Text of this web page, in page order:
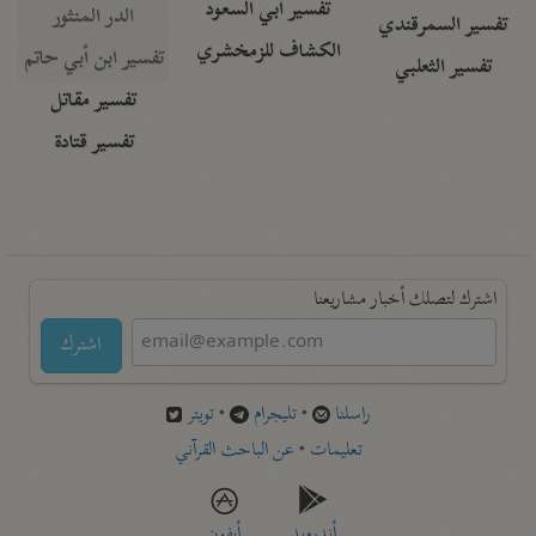
تفسير السمرقندي
تفسير الثعلبي
تفسير أبي السعود
الكشاف للزمخشري
الدر المنثور
تفسير ابن أبي حاتم
تفسير مقاتل
تفسير قتادة
اشترك لتصلك أخبار مشاريعنا
اشترك
راسلنا •تليجرام •تويتر
تعليمات •عن الباحث القرآني